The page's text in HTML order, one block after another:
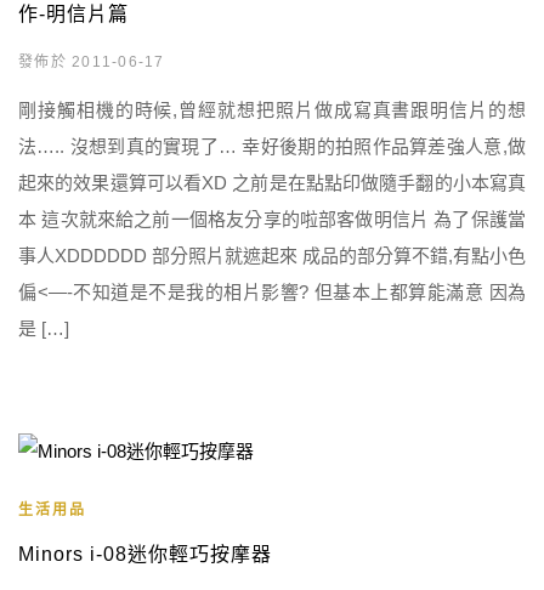
作-明信片篇
發佈於 2011-06-17
剛接觸相機的時候,曾經就想把照片做成寫真書跟明信片的想
法….. 沒想到真的實現了… 幸好後期的拍照作品算差強人意,做
起來的效果還算可以看XD 之前是在點點印做隨手翻的小本寫真
本 這次就來給之前一個格友分享的啦部客做明信片 為了保護當
事人XDDDDDD 部分照片就遮起來 成品的部分算不錯,有點小色
偏<—-不知道是不是我的相片影響? 但基本上都算能滿意 因為
是 […]
生活用品
Minors i-08迷你輕巧按摩器